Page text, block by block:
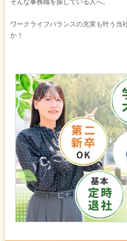
ワークライフバランスの充実も叶う当
か！